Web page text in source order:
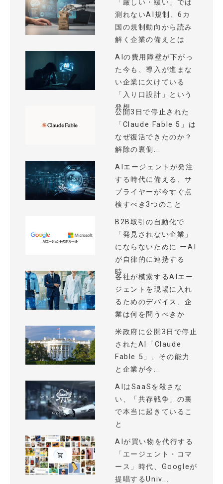
「厳しい・緩い」では
測れないAI規制、6カ
国の規制動向から読み
解く企業の備えとは
AIの費用障壁が下がっ
た今も、導入が進まな
い企業に欠けている
「入り口設計」という
発想
公開3日で停止された
「Claude Fable 5」は
なぜ復活できたのか？
解除の裏側...
AIエージェントが発注
する時代に備える、サ
プライヤーが今すぐ点
検すべき3つのこと
B2B取引の自動化で
「発見されない企業」
にならないために ーAI
が自律的に連携する
時...
各社が模索するAIエー
ジェントを現場に入れ
るためのデバイス、企
業は何を問うべきか
米政府に公開3日で停止
されたAI「Claude
Fable 5」、その能力
と企業が今...
AIはSaaSを殺さな
い、「共存戦争」の裏
で本当に起きているこ
と
AIが買い物を代行する
「エージェント・コマ
ース」時代、Googleが
提唱するUniv...